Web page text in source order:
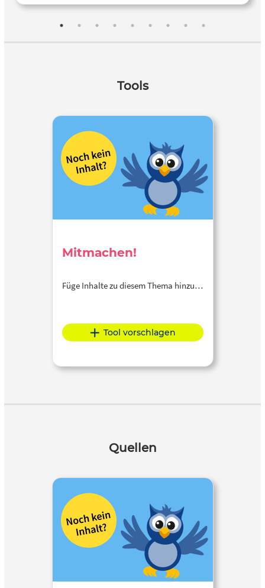
Hinweise und Anleitung zu diesem Versuchsvideo findest
Du auf http://netexperimente.de/chemie/80.html Viele
https://plus.google.com/u/0/b/116401420436467621138/
https://www.facebook.com/pages/Hands-on-experiments-
netexperimentede/118454044844298?sk=wall Werde Teil
der netexperimente Community auf
http://forum.netchemie.de/ oder
http://forum.netphysik.de/ Dr. Sven Sommer & das
netexperimente.de Team
Tools
Mitmachen!
Füge Inhalte zu diesem Thema hinzu…
Tool vorschlagen
Quellen